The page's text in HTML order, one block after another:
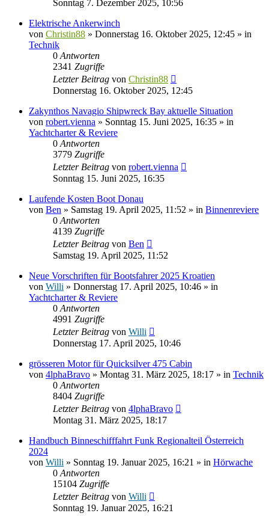
Sonntag 7. Dezember 2025, 10:56
Elektrische Ankerwinch
von Christin88 » Donnerstag 16. Oktober 2025, 12:45 » in
Technik
0 Antworten
2341 Zugriffe
Letzter Beitrag von Christin88
Donnerstag 16. Oktober 2025, 12:45
Zakynthos Navagio Shipwreck Bay aktuelle Situation
von robert.vienna » Sonntag 15. Juni 2025, 16:35 » in
Yachtcharter & Reviere
0 Antworten
3779 Zugriffe
Letzter Beitrag von robert.vienna
Sonntag 15. Juni 2025, 16:35
Laufende Kosten Boot Donau
von Ben » Samstag 19. April 2025, 11:52 » in Binnenreviere
0 Antworten
4139 Zugriffe
Letzter Beitrag von Ben
Samstag 19. April 2025, 11:52
Neue Vorschriften für Bootsfahrer 2025 Kroatien
von Willi » Donnerstag 17. April 2025, 10:46 » in
Yachtcharter & Reviere
0 Antworten
4991 Zugriffe
Letzter Beitrag von Willi
Donnerstag 17. April 2025, 10:46
grösseren Motor für Quicksilver 475 Cabin
von 4lphaBravo » Montag 31. März 2025, 18:17 » in Technik
0 Antworten
8404 Zugriffe
Letzter Beitrag von 4lphaBravo
Montag 31. März 2025, 18:17
Handbuch Binneschifffahrt Funk Regionalteil Österreich
2024
von Willi » Sonntag 19. Januar 2025, 16:21 » in Hörwache
0 Antworten
15104 Zugriffe
Letzter Beitrag von Willi
Sonntag 19. Januar 2025, 16:21